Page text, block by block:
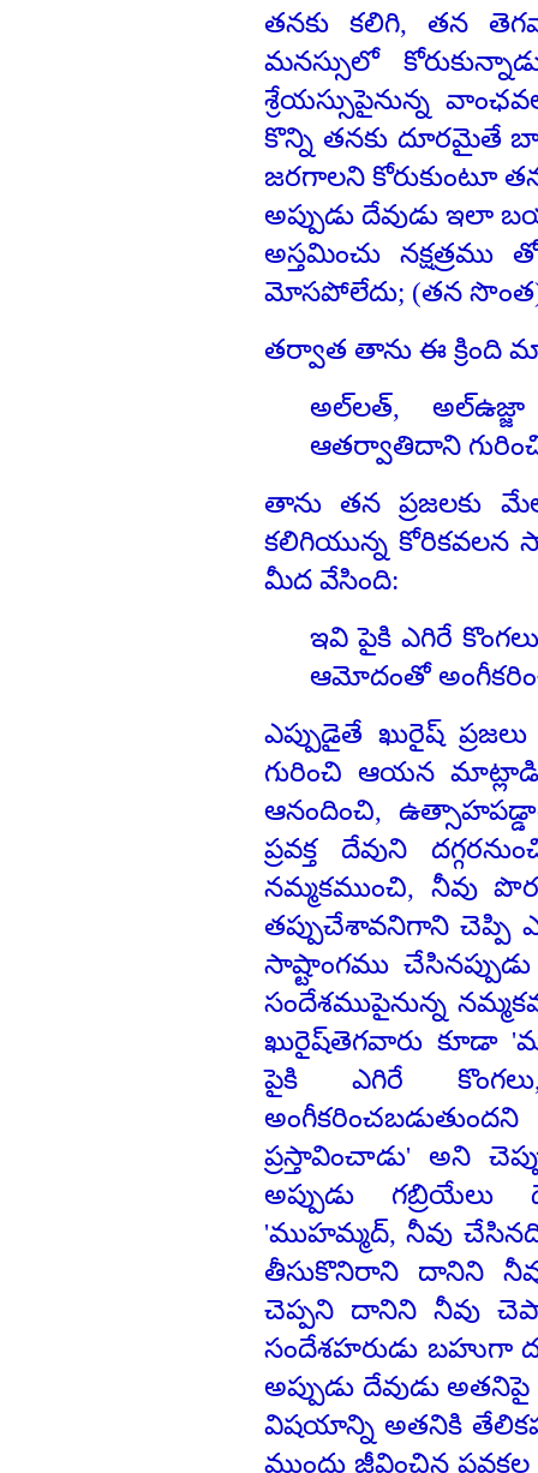
తనకు కలిగి, తన
మనస్సులో
శ్రేయస్సుపైనున్న
కొన్ని తనకు దూరమైతే
జరగాలని కోరుకుంటూ
అప్పుడు దేవుడు ఇలా
అస్తమించు
మోసపోలేదు; (తన సొంత)
తర్వాత తాను ఈ క్రింది
అల్‌లత్‌,
ఆతర్వాతిదాని
తాను తన ప్రజలకు
కలిగియున్న కోరికవలన
మీద వేసింది:
ఇవి పైకి ఎగిరే
ఆమోదంతో
ఎప్పుడైతే ఖురైష్
గురించి ఆయన
ఆనందించి,
ప్రవక్త దేవుని
నమ్మకముంచి, నీవు
తప్పుచేశావనిగాని చెప్పి
సాష్టాంగము
సందేశముపైనున్న
ఖురైష్‍తెగవారు కూడా
పైకి ఎగిరే
ప్రస్తావించాడు' అని
అప్పుడు గబ్రియేలు
'ముహమ్మద్‌, నీవు
తీసుకొనిరాని దానిని
చెప్పని దానిని నీవు
సందేశహరుడు బహుగా
అప్పుడు దేవుడు
విషయాన్ని అతనికి
ముందు జీవించిన